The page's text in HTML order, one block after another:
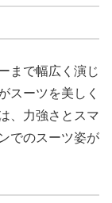
まで幅広く演じ
スーツを美しく
、力強さとスマ
でのスーツ姿が